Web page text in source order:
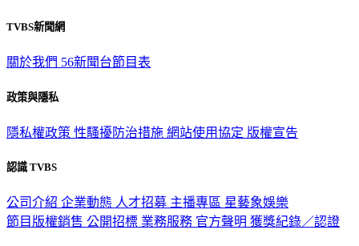
TVBS新聞網
關於我們 56新聞台節目表
政策與隱私
隱私權政策 性騷擾防治措施 網站使用協定 版權宣告
認識 TVBS
公司介紹 企業動態 人才招募 主播專區 星藝象娛樂
節目版權銷售 公開招標 業務服務 官方聲明 獲獎紀錄／認證